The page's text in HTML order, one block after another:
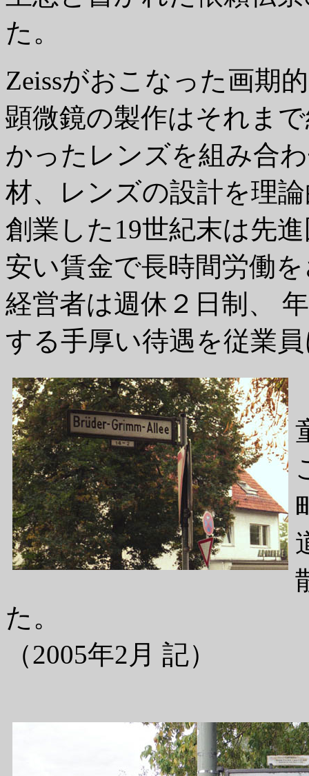
た。
Zeissがおこなった画期
顕微鏡の製作はそれま
かったレンズを組み合
材、レンズの設計を理
創業した19世紀末は先
安い賃金で長時間労働
経営者は週休２日制、
する手厚い待遇を従業
た。
（2005年2月 記）